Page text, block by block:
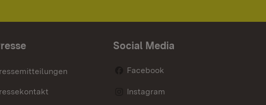
Social Media
Facebook
Instagram